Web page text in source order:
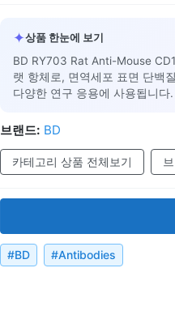
✦상품 한눈에 보기
BD RY703 Rat Anti-Mouse
랫 항체로, 면역세포 표면 단백
다양한 연구 응용에 사용됩니다.
브랜드: BD
카테고리 상품 전체보기
#BD #Antibodies